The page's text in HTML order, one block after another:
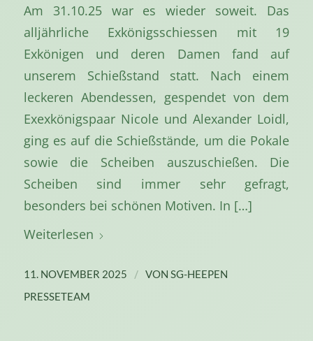
Am 31.10.25 war es wieder soweit. Das
alljährliche Exkönigsschiessen mit 19
Exkönigen und deren Damen fand auf
unserem Schießstand statt. Nach einem
leckeren Abendessen, gespendet von dem
Exexkönigspaar Nicole und Alexander Loidl,
ging es auf die Schießstände, um die Pokale
sowie die Scheiben auszuschießen. Die
Scheiben sind immer sehr gefragt,
besonders bei schönen Motiven. In […]
Weiterlesen
11. NOVEMBER 2025 / VON SG-HEEPEN
PRESSETEAM